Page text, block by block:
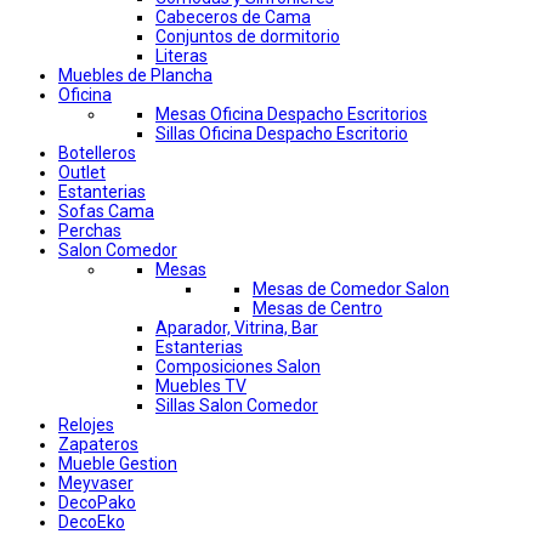
Cabeceros de Cama
Conjuntos de dormitorio
Literas
Muebles de Plancha
Oficina
Mesas Oficina Despacho Escritorios
Sillas Oficina Despacho Escritorio
Botelleros
Outlet
Estanterias
Sofas Cama
Perchas
Salon Comedor
Mesas
Mesas de Comedor Salon
Mesas de Centro
Aparador, Vitrina, Bar
Estanterias
Composiciones Salon
Muebles TV
Sillas Salon Comedor
Relojes
Zapateros
Mueble Gestion
Meyvaser
DecoPako
DecoEko